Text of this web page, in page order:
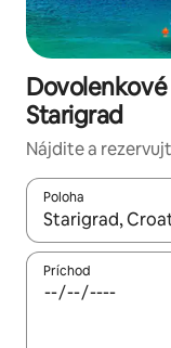
Starigrad
Nájdite a
Poloha
Keď budú
Príchod